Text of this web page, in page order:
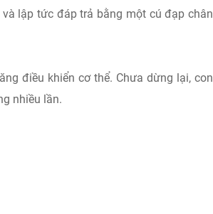
lập tức đáp trả bằng một cú đạp chân
điều khiển cơ thể. Chưa dừng lại, con
nhiều lần.